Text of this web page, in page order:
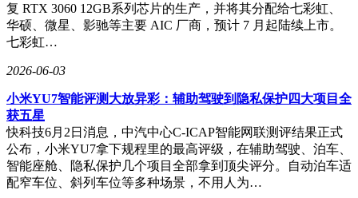
复 RTX 3060 12GB系列芯片的生产，并将其分配给七彩虹、
华硕、微星、影驰等主要 AIC 厂商，预计 7 月起陆续上市。
七彩虹…
2026-06-03
小米YU7智能评测大放异彩：辅助驾驶到隐私保护四大项目全
获五星
快科技6月2日消息，中汽中心C-ICAP智能网联测评结果正式
公布，小米YU7拿下规程里的最高评级，在辅助驾驶、泊车、
智能座舱、隐私保护几个项目全部拿到顶尖评分。自动泊车适
配窄车位、斜列车位等多种场景，不用人为…